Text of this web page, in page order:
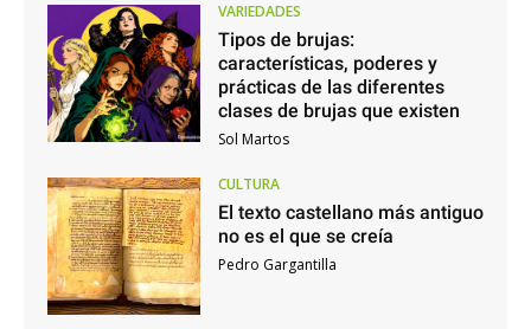
VARIEDADES
Tipos de brujas:
características, poderes y
prácticas de las diferentes
clases de brujas que existen
Sol Martos
CULTURA
El texto castellano más antiguo
no es el que se creía
Pedro Gargantilla